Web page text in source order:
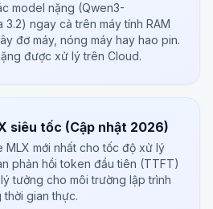
model nặng (Qwen3-
3.2) ngay cả trên máy tính RAM
đơ máy, nóng máy hay hao pin.
được xử lý trên Cloud.
siêu tốc (Cập nhật 2026)
MLX mới nhất cho tốc độ xử lý
phản hồi token đầu tiên (TTFT)
tưởng cho môi trường lập trình
gian thực.